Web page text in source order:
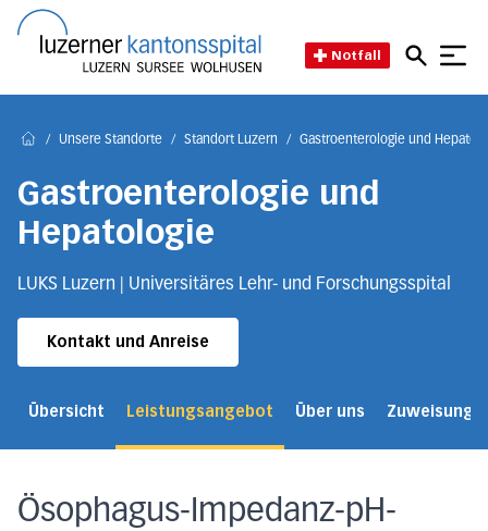
Notfall
/ Unsere Standorte / Standort Luzern / Gastroenterologie und
Gastroenterologie und
Hepatologie
LUKS Luzern | Universitäres Lehr- und Forschungsspital
Kontakt und Anreise
Übersicht Leistungsangebot Über uns Zuweisung
Ösophagus-Impedanz-pH-